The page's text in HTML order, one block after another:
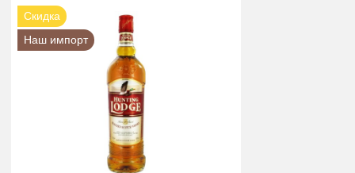
Скидка
Наш импорт